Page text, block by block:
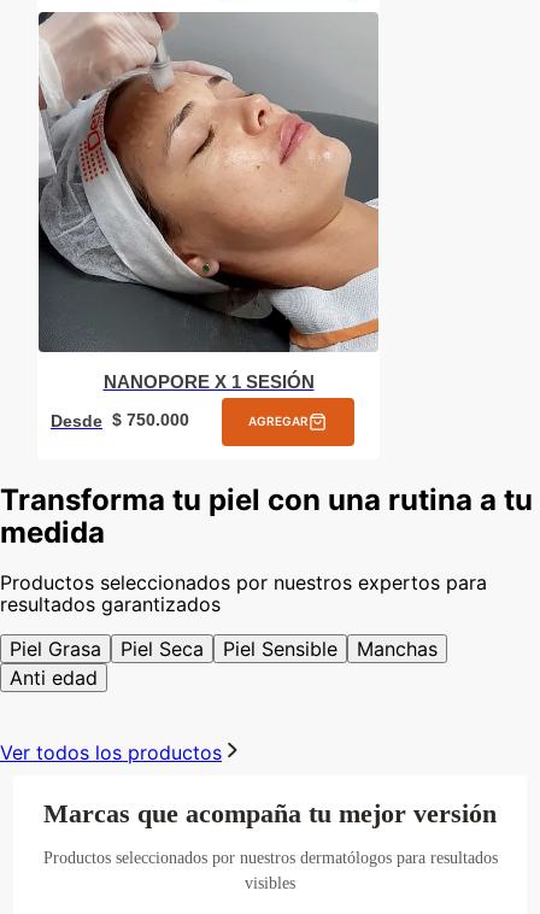
NANOPORE X 1 SESIÓN
Desde $ 750.000 AGREGAR
Transforma tu piel con una rutina a tu
medida
Productos seleccionados por nuestros expertos para
resultados garantizados
Piel Grasa
Piel Seca Piel Sensible
Manchas
Anti edad
Ver todos los productos
Marcas que acompaña tu mejor versión
Productos seleccionados por nuestros dermatólogos para resultados
visibles